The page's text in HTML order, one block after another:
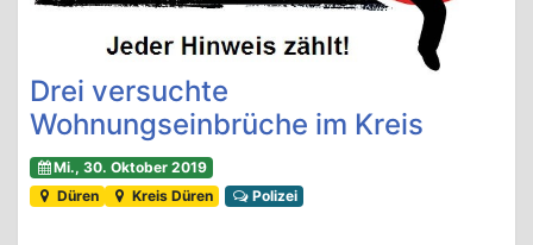
Drei versuchte
Wohnungseinbrüche im Kreis
Mi., 30. Oktober 2019
Düren
Kreis Düren Polizei